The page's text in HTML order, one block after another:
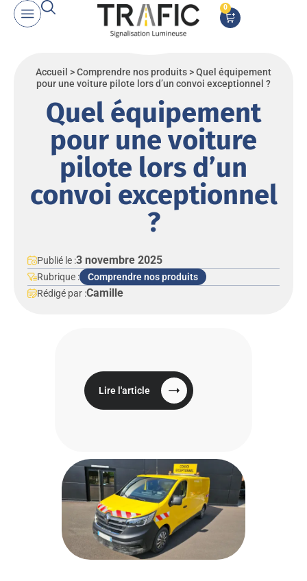
0
Accueil >Comprendre nos produits >Quel équipement
pour une voiture pilote lors d’un convoi exceptionnel ?
Quel équipement
pour une voiture
pilote lors d’un
convoi exceptionnel
?
Publié le :3 novembre 2025
Rubrique :
Comprendre nos produits
Rédigé par :Camille
Lire l'article